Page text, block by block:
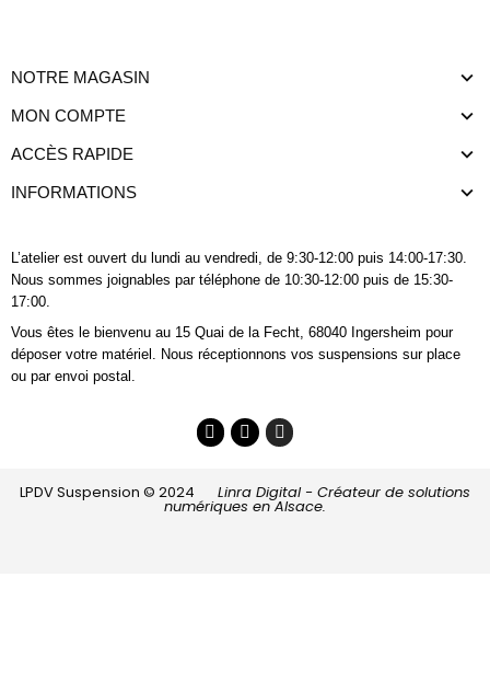
NOTRE MAGASIN
MON COMPTE
ACCÈS RAPIDE
INFORMATIONS
L’atelier est ouvert du lundi au vendredi, de 9:30-12:00 puis 14:00-17:30.
Nous sommes joignables par téléphone de 10:30-12:00 puis de 15:30-
17:00.
Vous êtes le bienvenu au 15 Quai de la Fecht, 68040 Ingersheim pour
déposer votre matériel. Nous réceptionnons vos suspensions sur place
ou par envoi postal.
LPDV Suspension © 2024 Linra Digital - Créateur de solutions
numériques en Alsace.